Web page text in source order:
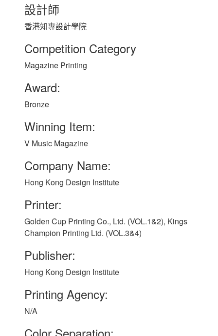
設計師
香港知專設計學院
Competition Category
Magazine Printing
Award:
Bronze
Winning Item:
V Music Magazine
Company Name:
Hong Kong Design Institute
Printer:
Golden Cup Printing Co., Ltd. (VOL.1&2), Kings
Champion Printing Ltd. (VOL.3&4)
Publisher:
Hong Kong Design Institute
Printing Agency:
N/A